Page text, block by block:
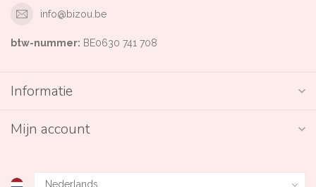
info@bizou.be
btw-nummer: BE0630 741 708
Informatie
Mijn account